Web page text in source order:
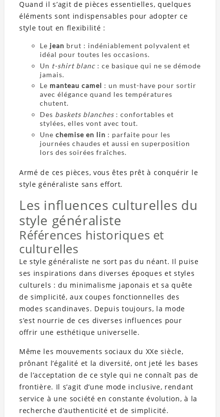
Quand il s’agit de pièces essentielles, quelques
éléments sont indispensables pour adopter ce
style tout en flexibilité :
Le jean brut : indéniablement polyvalent et
idéal pour toutes les occasions.
Un t-shirt blanc: ce basique qui ne se démode
jamais.
Le manteau camel : un must-have pour sortir
avec élégance quand les températures
chutent.
Des baskets blanches: confortables et
stylées, elles vont avec tout.
Une chemise en lin : parfaite pour les
journées chaudes et aussi en superposition
lors des soirées fraîches.
Armé de ces pièces, vous êtes prêt à conquérir le
style généraliste sans effort.
Les influences culturelles du
style généraliste
Références historiques et
culturelles
Le style généraliste ne sort pas du néant. Il puise
ses inspirations dans diverses époques et styles
culturels : du minimalisme japonais et sa quête
de simplicité, aux coupes fonctionnelles des
modes scandinaves. Depuis toujours, la mode
s’est nourrie de ces diverses influences pour
offrir une esthétique universelle.
Même les mouvements sociaux du XXe siècle,
prônant l’égalité et la diversité, ont jeté les bases
de l’acceptation de ce style qui ne connaît pas de
frontière. Il s’agit d’une mode inclusive, rendant
service à une société en constante évolution, à la
recherche d’authenticité et de simplicité.